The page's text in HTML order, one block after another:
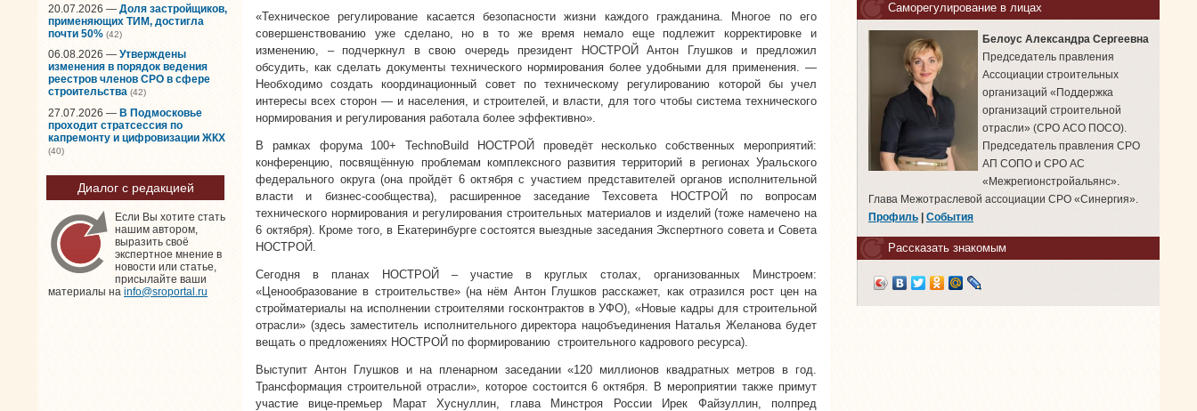
20.07.2026 — Доля застройщиков,
применяющих ТИМ, достигла
почти 50% (42)
06.08.2026 — Утверждены
изменения в порядок ведения
реестров членов СРО в сфере
строительства (42)
27.07.2026 — В Подмосковье
проходит стратсессия по
капремонту и цифровизации ЖКХ
(40)
Диалог с редакцией
Если Вы хотите стать
нашим автором,
выразить своё
экспертное мнение в
новости или статье,
присылайте ваши
материалы на info@sroportal.ru
«Техническое регулирование касается безопасности жизни каждого гражданина. Многое по его
совершенствованию уже сделано, но в то же время немало еще подлежит корректировке и
изменению, – подчеркнул в свою очередь президент НОСТРОЙ Антон Глушков и предложил
обсудить, как сделать документы технического нормирования более удобными для применения. —
Необходимо создать координационный совет по техническому регулированию которой бы учел
интересы всех сторон — и населения, и строителей, и власти, для того чтобы система технического
нормирования и регулирования работала более эффективно».
В рамках форума 100+ TechnoBuild НОСТРОЙ проведёт несколько собственных мероприятий:
конференцию, посвящённую проблемам комплексного развития территорий в регионах Уральского
федерального округа (она пройдёт 6 октября с участием представителей органов исполнительной
власти и бизнес-сообщества), расширенное заседание Техсовета НОСТРОЙ по вопросам
технического нормирования и регулирования строительных материалов и изделий (тоже намечено на
6 октября). Кроме того, в Екатеринбурге состоятся выездные заседания Экспертного совета и Совета
НОСТРОЙ.
Сегодня в планах НОСТРОЙ – участие в круглых столах, организованных Минстроем:
«Ценообразование в строительстве» (на нём Антон Глушков расскажет, как отразился рост цен на
стройматериалы на исполнении строителями госконтрактов в УФО), «Новые кадры для строительной
отрасли» (здесь заместитель исполнительного директора нацобъединения Наталья Желанова будет
вещать о предложениях НОСТРОЙ по формированию строительного кадрового ресурса).
Выступит Антон Глушков и на пленарном заседании «120 миллионов квадратных метров в год.
Трансформация строительной отрасли», которое состоится 6 октября. В мероприятии также примут
участие вице-премьер Марат Хуснуллин, глава Минстроя России Ирек Файзуллин, полпред
Саморегулирование в лицах
Белоус Александра Сергеевна
Председатель правления
Ассоциации строительных
организаций «Поддержка
организаций строительной
отрасли» (СРО АСО ПОСО).
Председатель правления СРО
АП СОПО и СРО АС
«Межрегионстройальянс».
Глава Межотраслевой ассоциации СРО «Синергия».
Профиль
События
Рассказать знакомым